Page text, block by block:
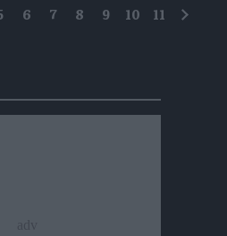
6 7 8 9 10 11